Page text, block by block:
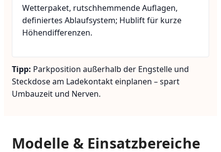
Wetterpaket, rutschhemmende Auflagen,
definiertes Ablaufsystem; Hublift für kurze
Höhendifferenzen.
Tipp: Parkposition außerhalb der Engstelle und
Steckdose am Ladekontakt einplanen – spart
Umbauzeit und Nerven.
Modelle & Einsatzbereiche